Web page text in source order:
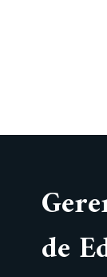
de